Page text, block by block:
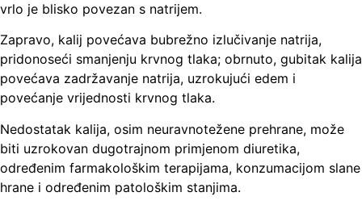
vrlo je blisko povezan s natrijem.
Zapravo, kalij povećava bubrežno izlučivanje natrija,
pridonoseći smanjenju krvnog tlaka; obrnuto, gubitak kalija
povećava zadržavanje natrija, uzrokujući edem i
povećanje vrijednosti krvnog tlaka.
Nedostatak kalija, osim neuravnotežene prehrane, može
biti uzrokovan dugotrajnom primjenom diuretika,
određenim farmakološkim terapijama, konzumacijom slane
hrane i određenim patološkim stanjima.